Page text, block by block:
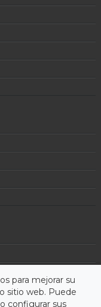
para mejorar su
sitio web. Puede
configurar sus